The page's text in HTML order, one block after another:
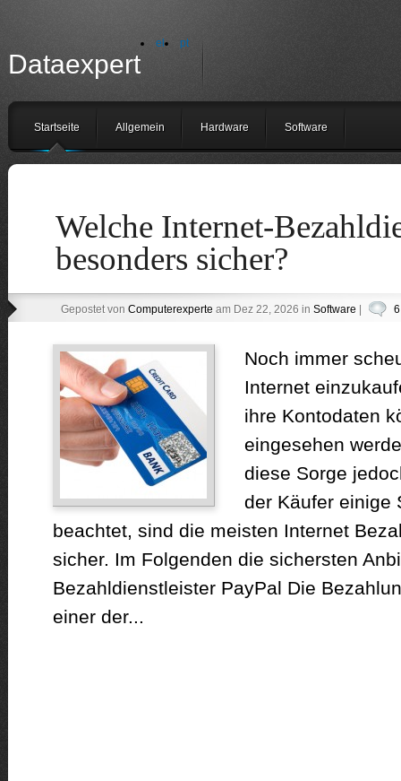
Dataexpert
el pt
Startseite Allgemein Hardware Software
Welche Internet-
besonders sicher?
Gepostet von Computerexperte am Dez 22, 2026 in Software
Noch immer
Internet
ihre Kontodaten
eingesehen
diese Sorge
der Käufer einige
beachtet, sind die meisten Internet
sicher. Im Folgenden die sichersten
Bezahldienstleister PayPal Die
einer der...